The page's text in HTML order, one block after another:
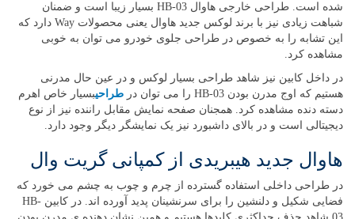
شده است. طراحی خارجی هاوال HB-03 بسیار زیبا است و ضمنان
شباهت زیادی نیز با برند لوکس جدید هاوال یعنی محصولات Way دارد که
این تشابه را به خصوص در طراحی جلوی خودرو می توان به خوبی
مشاهده کرد.
در داخل کابین نیز شاهد طراحی بسیار لوکس و در عین حال مدرنی
هستیم که اوج مدرن بودن HB-03 را می توان در
طراحیبسیار خاص اهرم
دسته دنده مشاهده کرد. همجنان صفحه نمایش مقابل راننده نیز از نوع
دیجیتالی است و در بالای داشبورد نیز یک نمایشگر دیگر وجود دارد.
هاوال جدید هیبریدی از کمپانی گریت وال
در طراحی داخلی استفاده گسترده از چرم و چوب به چشم می خورد که
فضایی شکیل و دلنشین را برای سرنشینان پدید آورده اند. در کابین HB-